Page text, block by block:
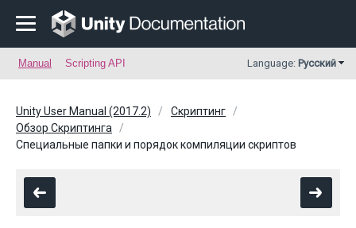
Manual Scripting API Language: Русский
Unity User Manual (2017.2)
Скриптинг
Обзор Скриптинга
Специальные папки и порядок компиляции скриптов